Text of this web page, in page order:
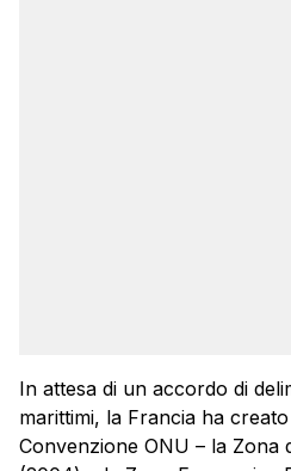
In attesa di un accordo di
marittimi, la Francia ha
Convenzione ONU – la Zona